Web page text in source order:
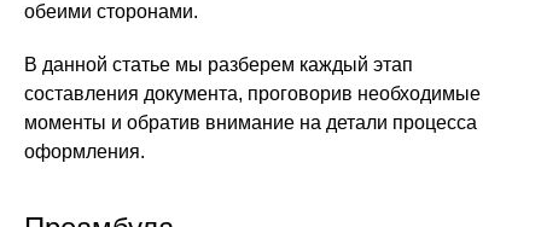
обеими сторонами.
В данной статье мы разберем каждый этап
составления документа, проговорив необходимые
моменты и обратив внимание на детали процесса
оформления.